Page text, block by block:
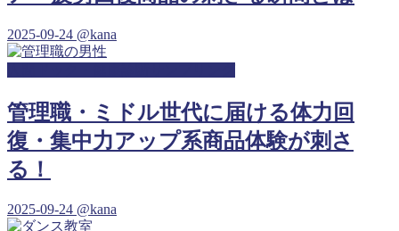
2025-09-24 @kana
管理職・ミドル世代に届ける体力回
復・集中力アップ系商品体験が刺さ
る！
2025-09-24 @kana